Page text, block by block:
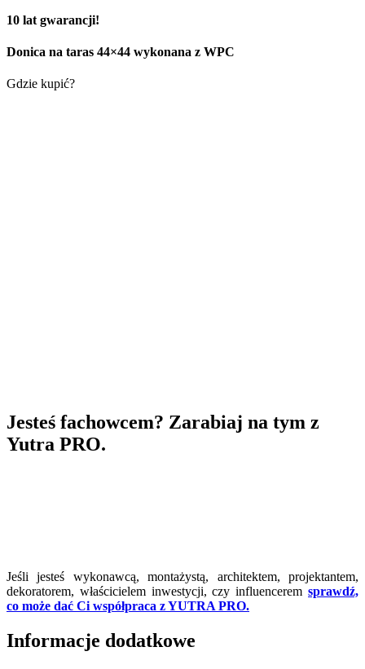
10 lat gwarancji!
Donica na taras 44×44 wykonana z WPC
Gdzie kupić?
Jesteś fachowcem? Zarabiaj na tym z
Yutra PRO.
Jeśli jesteś wykonawcą, montażystą, architektem, projektantem,
dekoratorem, właścicielem inwestycji, czy influencerem sprawdź,
co może dać Ci współpraca z YUTRA PRO.
Informacje dodatkowe